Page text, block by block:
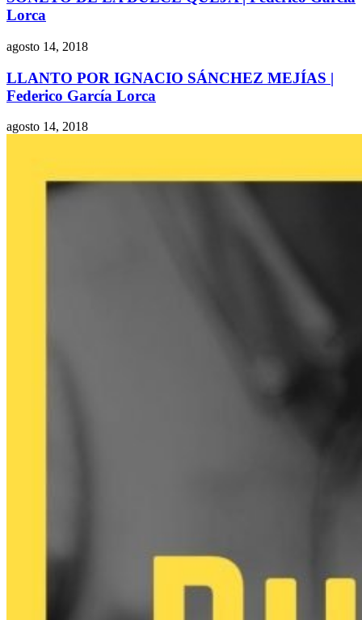
Lorca
agosto 14, 2018
LLANTO POR IGNACIO SÁNCHEZ MEJÍAS |
Federico García Lorca
agosto 14, 2018